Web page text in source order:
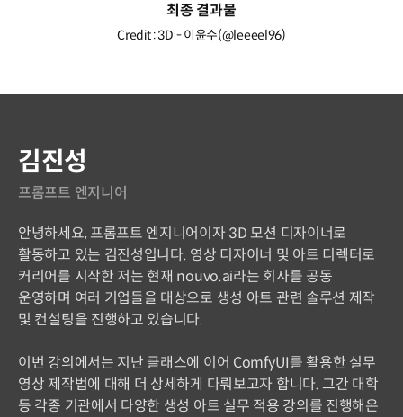
최종 결과물
Credit : 3D - 이윤수(@leeeel96)
프롬프트 엔지니어
김진성
안녕하세요, 프롬프트 엔지니어이자 3D 모션 디자이너로
활동하고 있는 김진성입니다. 영상 디자이너 및 아트 디렉터로
커리어를 시작한 저는 현재 nouvo.ai라는 회사를 공동
운영하며 여러 기업들을 대상으로 생성 아트 관련 솔루션 제작
및 컨설팅을 진행하고 있습니다.
이번 강의에서는 지난 클래스에 이어 ComfyUI를 활용한 실무
영상 제작법에 대해 더 상세하게 다뤄보고자 합니다. 그간 대학
등 각종 기관에서 다양한 생성 아트 실무 적용 강의를 진행해온